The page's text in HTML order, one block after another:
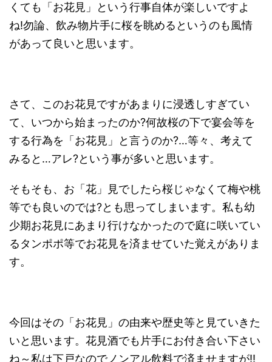
くても「お花見」という行事自体が楽しいですよ
ね!勿論、飲み物片手に桜を眺めるというのも風情
があって良いと思います。
さて、このお花見ですがあまりに浸透しすぎてい
て、いつから始まったのか?何故桜の下で宴会等を
する行為を「お花見」と言うのか?…等々、考えて
みると…アレ?という事が多いと思います。
そもそも、お「花」見でしたら桜じゃなくて梅や桃
等でも良いのでは?とも思ってしまいます。私も幼
少期お花見にあまり行けなかったので庭に咲いてい
るタンポポ等でお花見を済ませていた覚えがありま
す。
今回はその「お花見」の由来や歴史等と見ていきた
いと思います。花見酒でも片手にお付き合い下さい
ね～私は下戸なのでノンアル飲料で済ませますが!!